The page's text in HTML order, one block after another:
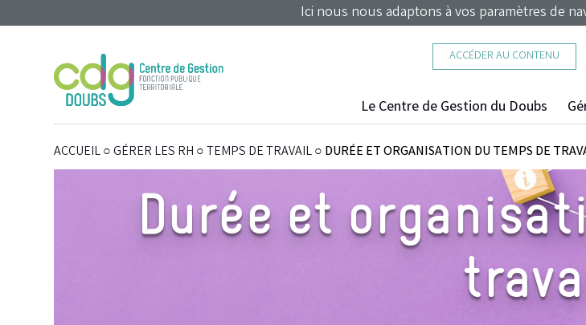
ACCÉDER AU CONTENU
Ici nous nous adaptons à vos paramètres de
Le Centre de Gestion du Doubs
ACCUEIL○GÉRER LES RH ○TEMPS DE TRAVAIL○ DURÉE ET ORGANISATION DU TEMPS DE
Durée et